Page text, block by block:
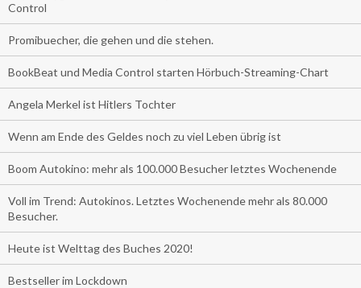
Control
Promibuecher, die gehen und die stehen.
BookBeat und Media Control starten Hörbuch-Streaming-Chart
Angela Merkel ist Hitlers Tochter
Wenn am Ende des Geldes noch zu viel Leben übrig ist
Boom Autokino: mehr als 100.000 Besucher letztes Wochenende
Voll im Trend: Autokinos. Letztes Wochenende mehr als 80.000
Besucher.
Heute ist Welttag des Buches 2020!
Bestseller im Lockdown